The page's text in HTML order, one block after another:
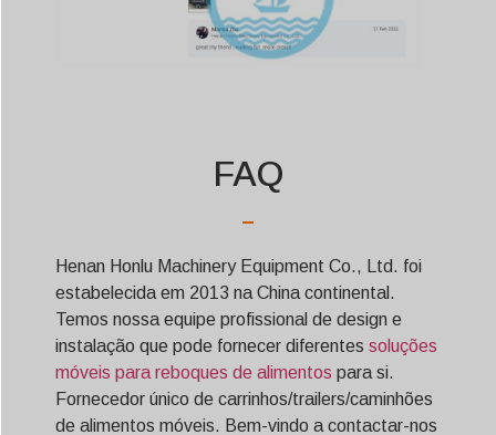
FAQ
Henan Honlu Machinery Equipment Co., Ltd. foi
estabelecida em 2013 na China continental.
Temos nossa equipe profissional de design e
instalação que pode fornecer diferentes soluções
móveis para reboques de alimentos para si.
Fornecedor único de carrinhos/trailers/caminhões
de alimentos móveis. Bem-vindo a contactar-nos